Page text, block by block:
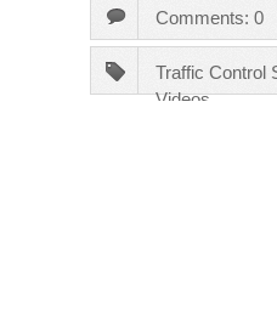
Comments: 0
Traffic Control
Videos